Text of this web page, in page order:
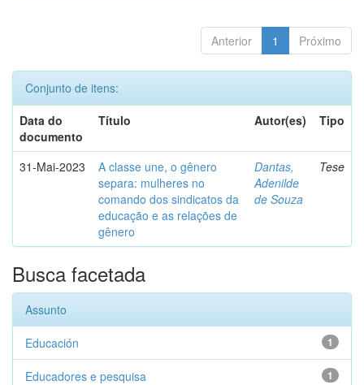
Anterior 1 Próximo
Conjunto de itens:
Data do
documento
Título Autor(es) Tipo
31-Mai-2023
A classe une, o gênero
separa: mulheres no
comando dos sindicatos da
educação e as relações de
gênero
Dantas,
Adenilde
de Souza
Tese
Busca facetada
Assunto
1
Educación
1
Educadores e pesquisa